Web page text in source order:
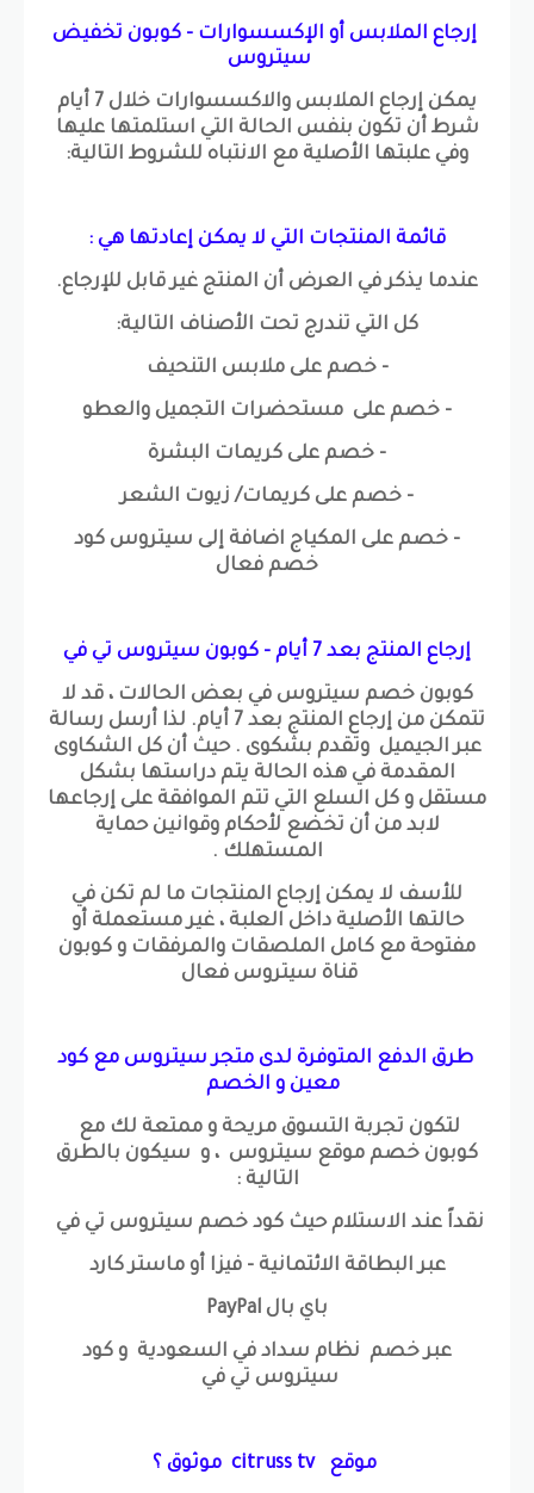
إرجاع الملابس أو الإكسسوارات - كوبون تخفيض
سيتروس
يمكن إرجاع الملابس والاكسسوارات خلال 7 أيام
شرط أن تكون بنفس الحالة التي استلمتها عليها
وفي علبتها الأصلية مع الانتباه للشروط التالية:
قائمة المنتجات التي لا يمكن إعادتها هي :
عندما يذكر في العرض أن المنتج غير قابل للإرجاع.
كل التي تندرج تحت الأصناف التالية:
- خصم على ملابس التنحيف
- خصم على مستحضرات التجميل والعطو
- خصم على كريمات البشرة
- خصم على كريمات/ زيوت الشعر
- خصم على المكياج اضافة إلى سيتروس كود
خصم فعال
إرجاع المنتج بعد 7 أيام - كوبون سيتروس تي في
كوبون خصم سيتروس في بعض الحالات ، قد لا
تتمكن من إرجاع المنتج بعد 7 أيام. لذا أرسل رسالة
عبر الجيميل وتقدم بشكوى . حيث أن كل الشكاوى
المقدمة في هذه الحالة يتم دراستها بشكل
مستقل و كل السلع التي تتم الموافقة على إرجاعها
لابد من أن تخضع لأحكام وقوانين حماية
المستهلك .
للأسف لا يمكن إرجاع المنتجات ما لم تكن في
حالتها الأصلية داخل العلبة ، غير مستعملة أو
مفتوحة مع كامل الملصقات والمرفقات و كوبون
قناة سيتروس فعال
طرق الدفع المتوفرة لدى متجر سيتروس مع كود
معين و الخصم
لتكون تجربة التسوق مريحة و ممتعة لك مع
كوبون خصم موقع سيتروس ، و سيكون بالطرق
التالية :
نقداً عند الاستلام حيث كود خصم سيتروس تي في
عبر البطاقة الائتمانية - فيزا أو ماستر كارد
باي بال PayPal
عبر خصم نظام سداد في السعودية و كود
سيتروس تي في
موقع citruss tv موثوق ؟